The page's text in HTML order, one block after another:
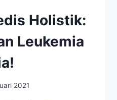
Holistik:
Leukemia
2021